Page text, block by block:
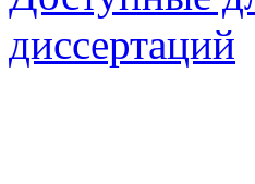
диссертаций